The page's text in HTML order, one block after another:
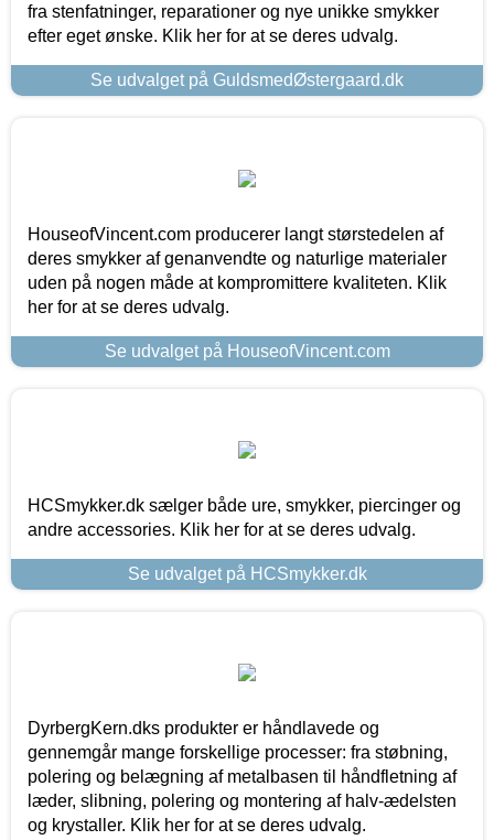
fra stenfatninger, reparationer og nye unikke smykker
efter eget ønske. Klik her for at se deres udvalg.
Se udvalget på GuldsmedØstergaard.dk
HouseofVincent.com producerer langt størstedelen af
deres smykker af genanvendte og naturlige materialer
uden på nogen måde at kompromittere kvaliteten. Klik
her for at se deres udvalg.
Se udvalget på HouseofVincent.com
HCSmykker.dk sælger både ure, smykker, piercinger og
andre accessories. Klik her for at se deres udvalg.
Se udvalget på HCSmykker.dk
DyrbergKern.dks produkter er håndlavede og
gennemgår mange forskellige processer: fra støbning,
polering og belægning af metalbasen til håndfletning af
læder, slibning, polering og montering af halv-ædelsten
og krystaller. Klik her for at se deres udvalg.